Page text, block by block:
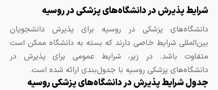
پذیرش در دانشگاه‌های پزشکی در روسیه
پزشکی در روسیه برای پذیرش دانشجویان
شرایط خاصی دارند که بسته به دانشگاه ممکن است
باشد. در زیر، شرایط عمومی برای پذیرش در
پزشکی روسیه با جدول‌بندی ارائه شده است.
شرایط پذیرش در دانشگاه‌های پزشکی روسیه